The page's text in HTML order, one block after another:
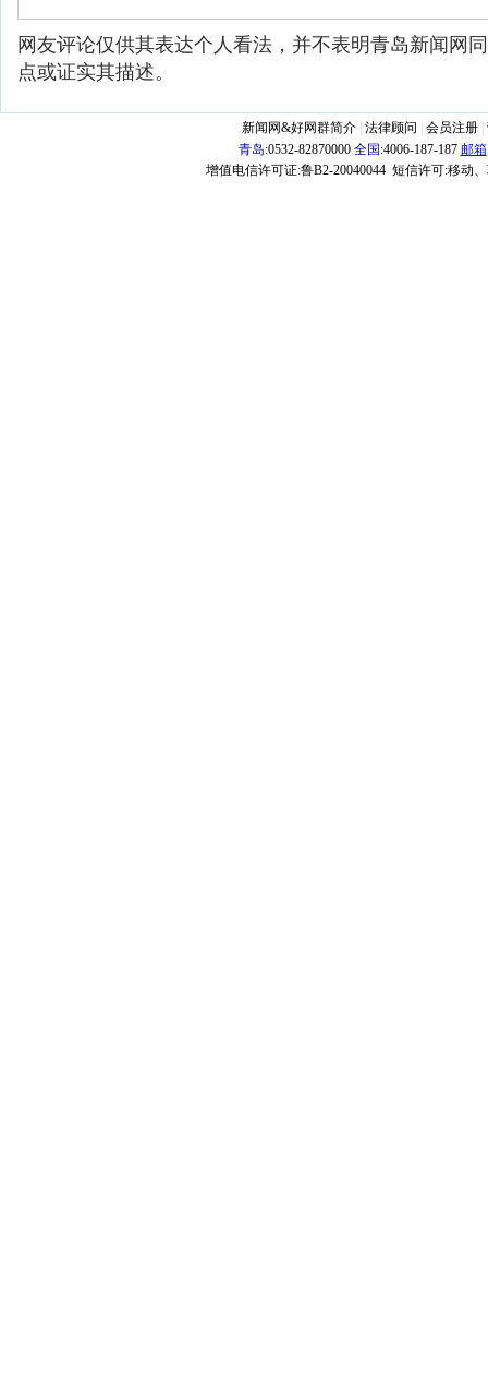
网友评论仅供其表达个人看法，并不表明青岛新闻网
点或证实其描述。